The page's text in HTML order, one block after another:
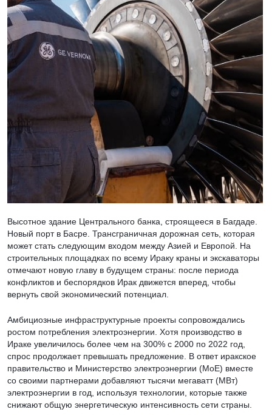
Высотное здание Центрального банка, строящееся в Багдаде.
Новый порт в Басре. Трансграничная дорожная сеть, которая
может стать следующим входом между Азией и Европой. На
строительных площадках по всему Ираку краны и экскаваторы
отмечают новую главу в будущем страны: после периода
конфликтов и беспорядков Ирак движется вперед, чтобы
вернуть свой экономический потенциал.
Амбициозные инфраструктурные проекты сопровождались
ростом потребления электроэнергии. Хотя производство в
Ираке увеличилось более чем на 300% с 2000 по 2022 год,
спрос продолжает превышать предложение. В ответ иракское
правительство и Министерство электроэнергии (MoE) вместе
со своими партнерами добавляют тысячи мегаватт (МВт)
электроэнергии в год, используя технологии, которые также
снижают общую энергетическую интенсивность сети страны.